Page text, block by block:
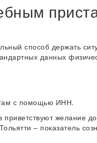
способ держать
данных
с помощью ИНН.
желание
– показатель